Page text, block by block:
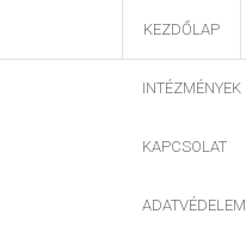
KEZDŐLAP
INTÉZMÉNYEK
KAPCSOLAT
ADATVÉDELEM